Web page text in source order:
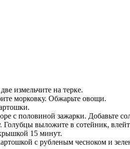
измельчите на терке.
морковку. Обжарьте овощи.
с половиной зажарки. Добавьте
Голубцы выложите в сотейник,
15 минут.
с рубленым чесноком и